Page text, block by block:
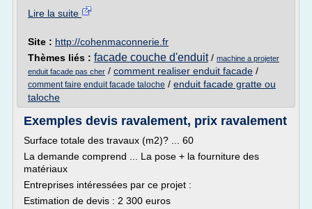
Lire la suite
Site : http://cohenmaconnerie.fr
Thèmes liés : facade couche d'enduit/ machine a projeter
enduit facade pas cher / comment realiser enduit facade /
comment faire enduit facade taloche / enduit facade gratte ou
taloche
Exemples devis ravalement, prix ravalement
Surface totale des travaux (m2)? ... 60
La demande comprend ... La pose + la fourniture des
matériaux
Entreprises intéressées par ce projet :
Estimation de devis : 2 300 euros